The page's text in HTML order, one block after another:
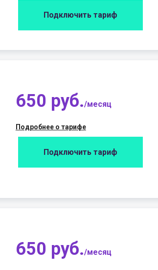
Подключить тариф
650 руб./месяц
Подробнее о тарифе
Подключить тариф
650 руб./месяц